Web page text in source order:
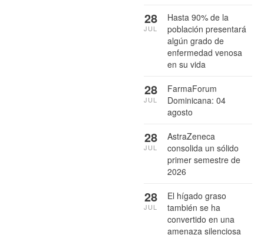
Hasta 90% de la
población presentará
algún grado de
enfermedad venosa
en su vida
28
JUL
FarmaForum
Dominicana: 04
agosto
28
JUL
AstraZeneca
consolida un sólido
primer semestre de
2026
28
JUL
El hígado graso
también se ha
convertido en una
amenaza silenciosa
28
JUL